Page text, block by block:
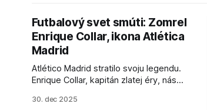
Futbalový svet smúti: Zomrel
Enrique Collar, ikona Atlética
Madrid
Atlético Madrid stratilo svoju legendu.
Enrique Collar, kapitán zlatej éry, nás
jeho úspechy a odkaz.
30. dec 2025